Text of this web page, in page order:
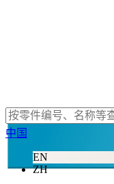
中国
EN
ZH